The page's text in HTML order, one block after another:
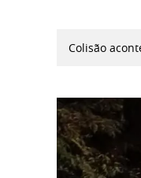
Colisão